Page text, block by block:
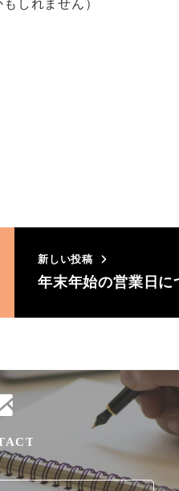
新しい投稿
年末年始の営業日に